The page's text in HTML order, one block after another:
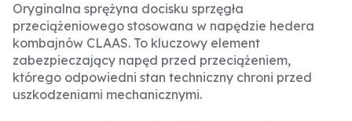
Oryginalna sprężyna docisku sprzęgła
przeciążeniowego stosowana w napędzie hedera
kombajnów CLAAS. To kluczowy element
zabezpieczający napęd przed przeciążeniem,
którego odpowiedni stan techniczny chroni przed
uszkodzeniami mechanicznymi.